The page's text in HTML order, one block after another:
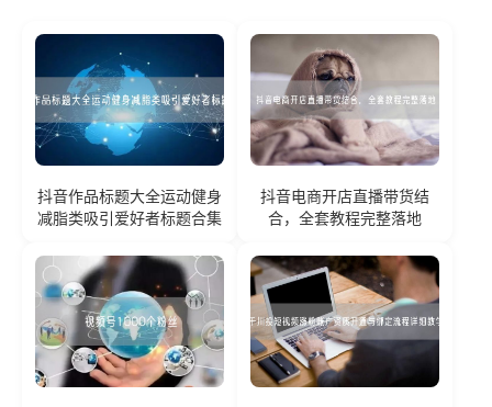
抖音作品标题大全运动健身
减脂类吸引爱好者标题合集
抖音电商开店直播带货结
合，全套教程完整落地